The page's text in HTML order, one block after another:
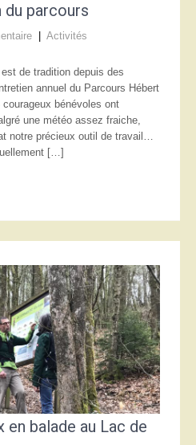
du parcours
Activités
de tradition depuis des
annuel du Parcours Hébert
bénévoles ont
une météo assez fraiche,
notre précieux outil de travail…
[…]
en balade au Lac de